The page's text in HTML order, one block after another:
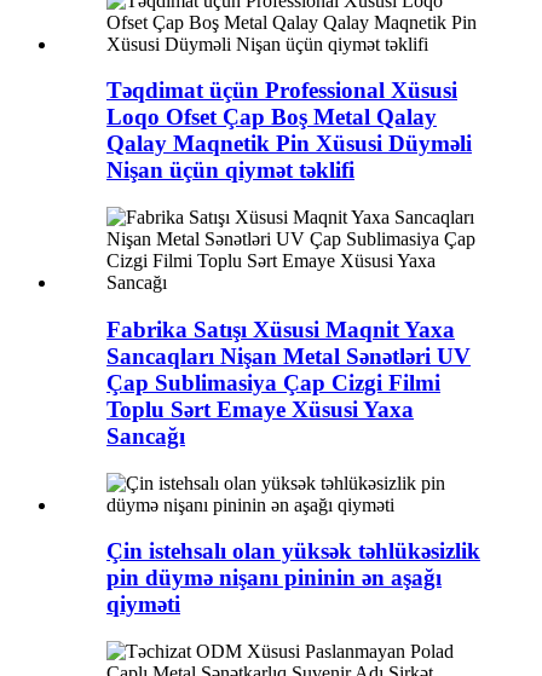
Təqdimat üçün Professional Xüsusi
Loqo Ofset Çap Boş Metal Qalay
Qalay Maqnetik Pin Xüsusi Düyməli
Nişan üçün qiymət təklifi
Fabrika Satışı Xüsusi Maqnit Yaxa
Sancaqları Nişan Metal Sənətləri UV
Çap Sublimasiya Çap Cizgi Filmi
Toplu Sərt Emaye Xüsusi Yaxa
Sancağı
Çin istehsalı olan yüksək təhlükəsizlik
pin düymə nişanı pininin ən aşağı
qiyməti